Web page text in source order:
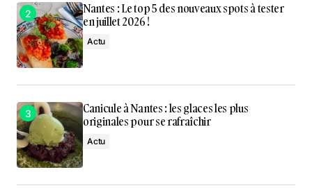
Nantes : Le top 5 des nouveaux spots à tester
en juillet 2026 !
Actu
Canicule à Nantes : les glaces les plus
originales pour se rafraîchir
Actu